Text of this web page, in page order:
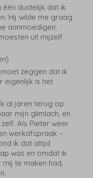
duidelijk dat ik
Hij wilde me graag
aanmoedigen.
uit mijzelf
)
zeggen dat ik
eigenlijk is het
al jaren terug op
mijn glimlach, en
Als Pieter weer
werkafspraak –
ik dat altijd
was en omdat ik
te maken had,